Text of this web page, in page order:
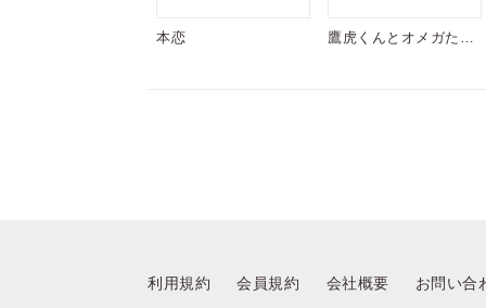
本恋
鷹虎くんとオメガたち
利用規約 会員規約 会社概要 お問い合